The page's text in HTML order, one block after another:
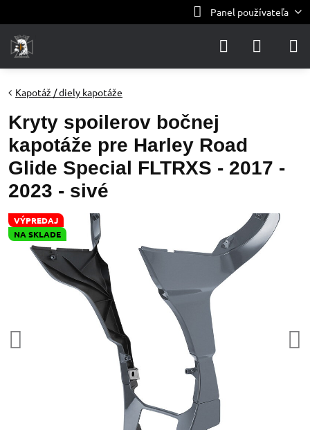
Panel používateľa
VÝPREDAJ
NA SKLADE
Kapotáž / diely kapotáže
Kryty spoilerov bočnej
kapotáže pre Harley Road
Glide Special FLTRXS - 2017 -
2023 - sivé